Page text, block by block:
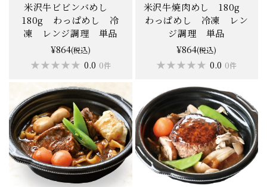
米沢牛ビビンバめし
180g わっぱめし 冷
凍 レンジ調理 単品
¥864(税込)
★★★★★
★★★★★ 0.0 0件
米沢牛焼肉めし 180g
わっぱめし 冷凍 レン
ジ調理 単品
¥864(税込)
★★★★★
★★★★★ 0.0 0件